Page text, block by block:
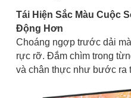
Tái Hiện Sắc Màu Cuộc
Động Hơn
Choáng ngợp trước dải
rực rỡ. Đắm chìm trong
và chân thực như bước ra